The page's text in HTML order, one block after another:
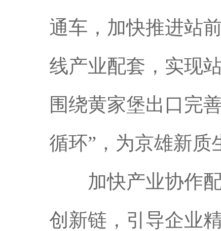
通车，加快推进站
线产业配套，实现
围绕黄家堡出口完
循环”，为京雄新质
加快产业协作配
创新链，引导企业